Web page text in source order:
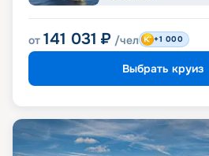
от 141 031 ₽ /чел +1 000
Выбрать круиз